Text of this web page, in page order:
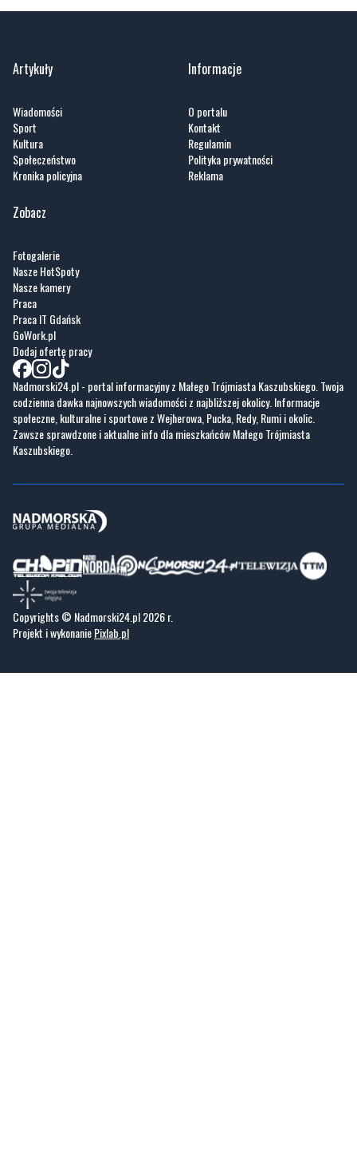
Artykuły
Wiadomości
Sport
Kultura
Społeczeństwo
Kronika policyjna
Informacje
O portalu
Kontakt
Regulamin
Polityka prywatności
Reklama
Zobacz
Fotogalerie
Nasze HotSpoty
Nasze kamery
Praca
Praca IT Gdańsk
GoWork.pl
Dodaj ofertę pracy
Nadmorski24.pl - portal informacyjny z Małego Trójmiasta Kaszubskiego. Twoja
codzienna dawka najnowszych wiadomości z najbliższej okolicy. Informacje
społeczne, kulturalne i sportowe z Wejherowa, Pucka, Redy, Rumi i okolic.
Zawsze sprawdzone i aktualne info dla mieszkańców Małego Trójmiasta
Kaszubskiego.
Copyrights © Nadmorski24.pl 2026 r.
Projekt i wykonaniePixlab.pl